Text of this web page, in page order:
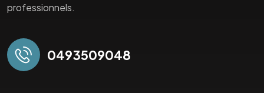
professionnels.
0493509048